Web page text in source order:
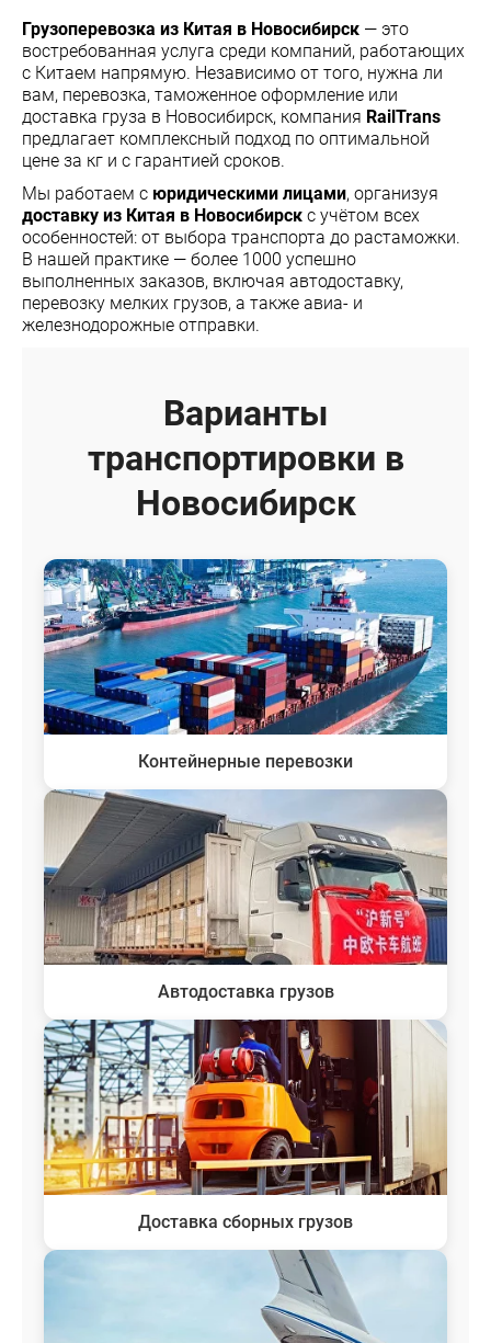
Грузоперевозка из Китая в Новосибирск — это
востребованная услуга среди компаний, работающих
с Китаем напрямую. Независимо от того, нужна ли
вам, перевозка, таможенное оформление или
доставка груза в Новосибирск, компания RailTrans
предлагает комплексный подход по оптимальной
цене за кг и с гарантией сроков.
Мы работаем с юридическими лицами, организуя
доставку из Китая в Новосибирск с учётом всех
особенностей: от выбора транспорта до растаможки.
В нашей практике — более 1000 успешно
выполненных заказов, включая автодоставку,
перевозку мелких грузов, а также авиа- и
железнодорожные отправки.
Варианты
транспортировки в
Новосибирск
Контейнерные перевозки
Автодоставка грузов
Доставка сборных грузов